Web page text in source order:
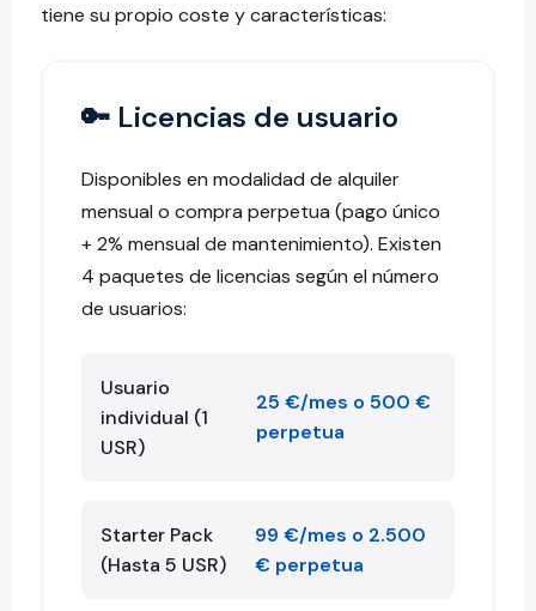
tiene su propio coste y características:
🔑 Licencias de usuario
Disponibles en modalidad de alquiler
mensual o compra perpetua (pago único
+ 2% mensual de mantenimiento). Existen
4 paquetes de licencias según el número
de usuarios:
Usuario
individual (1
USR)
25 €/mes o 500 €
perpetua
Starter Pack
(Hasta 5 USR)
99 €/mes o 2.500
€ perpetua